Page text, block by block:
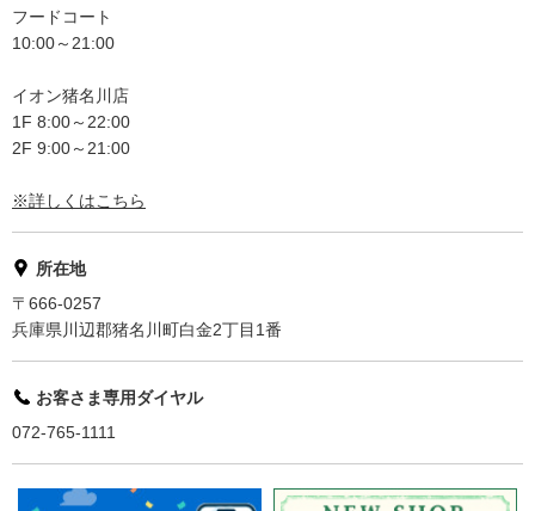
フードコート
10:00～21:00
イオン猪名川店
1F 8:00～22:00
2F 9:00～21:00
※詳しくはこちら
所在地
〒666-0257
兵庫県川辺郡猪名川町白金2丁目1番
お客さま専用ダイヤル
072-765-1111